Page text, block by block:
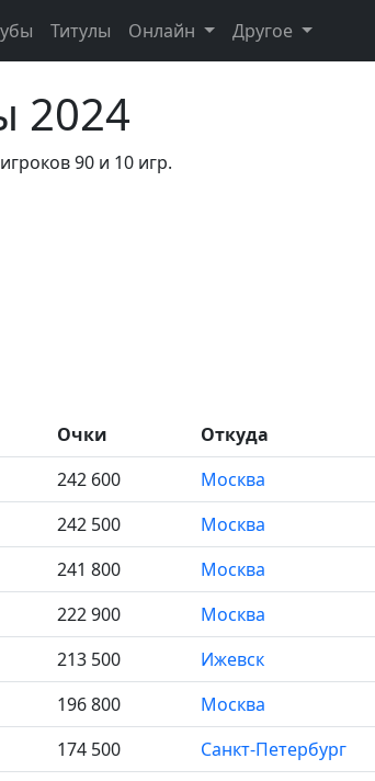
Титулы Онлайн Другое
2024
90 и 10 игр.
Очки Откуда
242 600 Москва
242 500 Москва
241 800 Москва
222 900 Москва
213 500 Ижевск
196 800 Москва
174 500 Санкт-Петербург